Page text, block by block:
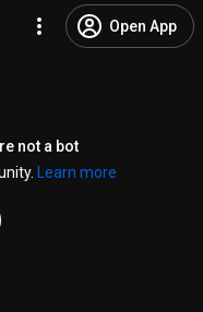
Open App
not a bot
Learn more